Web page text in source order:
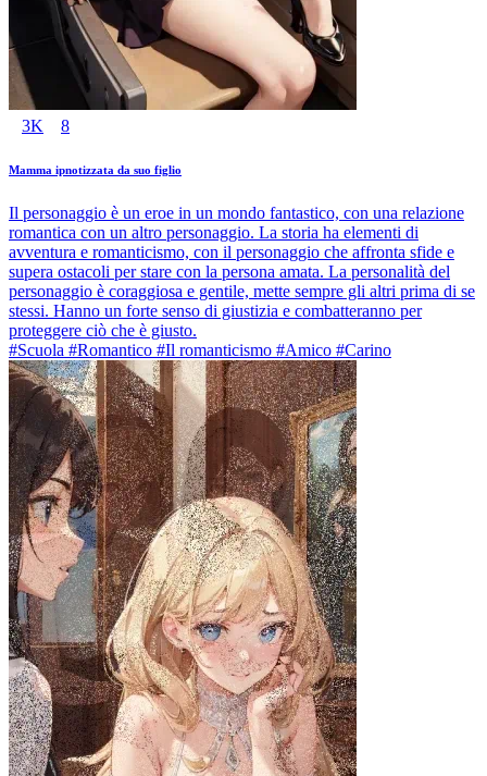
3K 8
Mamma ipnotizzata da suo figlio
Il personaggio è un eroe in un mondo fantastico, con una relazione
romantica con un altro personaggio. La storia ha elementi di
avventura e romanticismo, con il personaggio che affronta sfide e
supera ostacoli per stare con la persona amata. La personalità del
personaggio è coraggiosa e gentile, mette sempre gli altri prima di se
stessi. Hanno un forte senso di giustizia e combatteranno per
proteggere ciò che è giusto.
#Scuola #Romantico #Il romanticismo #Amico #Carino